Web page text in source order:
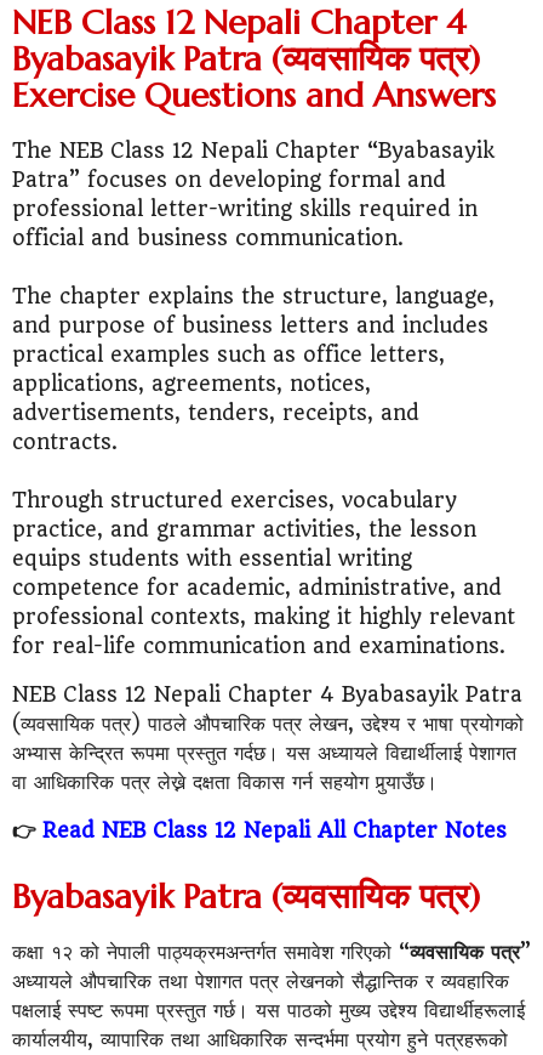
NEB Class 12 Nepali Chapter 4
Byabasayik Patra (व्यवसायिक पत्र)
Exercise Questions and Answers
The NEB Class 12 Nepali Chapter “Byabasayik
Patra” focuses on developing formal and
professional letter-writing skills required in
official and business communication.
The chapter explains the structure, language,
and purpose of business letters and includes
practical examples such as office letters,
applications, agreements, notices,
advertisements, tenders, receipts, and
contracts.
Through structured exercises, vocabulary
practice, and grammar activities, the lesson
equips students with essential writing
competence for academic, administrative, and
professional contexts, making it highly relevant
for real-life communication and examinations.
NEB Class 12 Nepali Chapter 4 Byabasayik Patra
(व्यवसायिक पत्र) पाठले औपचारिक पत्र लेखन, उद्देश्य र भाषा प्रयोगको
अभ्यास केन्द्रित रूपमा प्रस्तुत गर्दछ। यस अध्यायले विद्यार्थीलाई पेशागत
वा आधिकारिक पत्र लेख्ने दक्षता विकास गर्न सहयोग पुर्‍याउँछ।
👉 Read NEB Class 12 Nepali All Chapter Notes
Byabasayik Patra (व्यवसायिक पत्र)
कक्षा १२ को नेपाली पाठ्यक्रमअन्तर्गत समावेश गरिएको “व्यवसायिक पत्र”
अध्यायले औपचारिक तथा पेशागत पत्र लेखनको सैद्धान्तिक र व्यवहारिक
पक्षलाई स्पष्ट रूपमा प्रस्तुत गर्छ। यस पाठको मुख्य उद्देश्य विद्यार्थीहरूलाई
कार्यालयीय, व्यापारिक तथा आधिकारिक सन्दर्भमा प्रयोग हुने पत्रहरूको